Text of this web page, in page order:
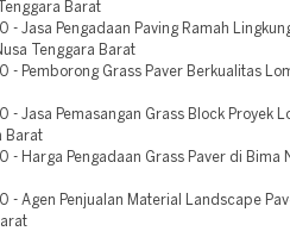
Barat
- Jasa Pengadaan Paving Ramah
Tenggara Barat
- Pemborong Grass Paver Berkualitas
- Jasa Pemasangan Grass Block Proyek
Barat
- Harga Pengadaan Grass Paver di Bima
- Agen Penjualan Material Landscape